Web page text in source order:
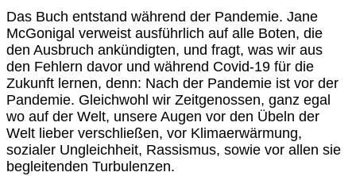
Das Buch entstand während der Pandemie. Jane
McGonigal verweist ausführlich auf alle Boten, die
den Ausbruch ankündigten, und fragt, was wir aus
den Fehlern davor und während Covid-19 für die
Zukunft lernen, denn: Nach der Pandemie ist vor der
Pandemie. Gleichwohl wir Zeitgenossen, ganz egal
wo auf der Welt, unsere Augen vor den Übeln der
Welt lieber verschließen, vor Klimaerwärmung,
sozialer Ungleichheit, Rassismus, sowie vor allen sie
begleitenden Turbulenzen.